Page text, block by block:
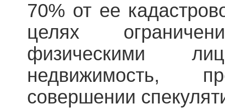
70% от ее
целях
физическими
недвижимость,
совершении